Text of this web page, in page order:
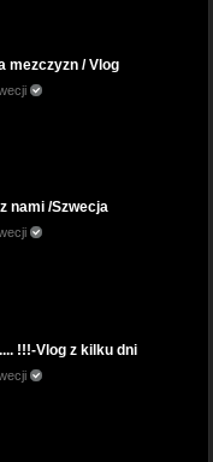
mezczyzn / Vlog
nami /Szwecja
!!!-Vlog z kilku dni